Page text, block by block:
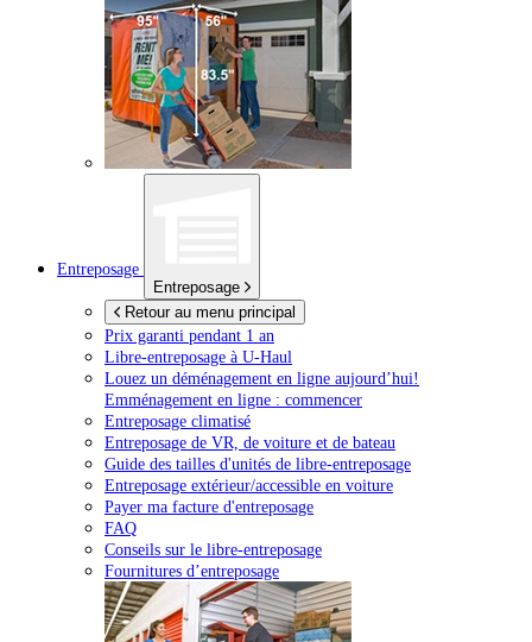
Entreposage
Entreposage
Retour au menu principal
Prix garanti pendant 1 an
Libre-entreposage à U-Haul
Louez un déménagement en ligne aujourd’hui!
Emménagement en ligne : commencer
Entreposage climatisé
Entreposage de VR, de voiture et de bateau
Guide des tailles d'unités de libre-entreposage
Entreposage extérieur/accessible en voiture
Payer ma facture d'entreposage
FAQ
Conseils sur le libre-entreposage
Fournitures d’entreposage